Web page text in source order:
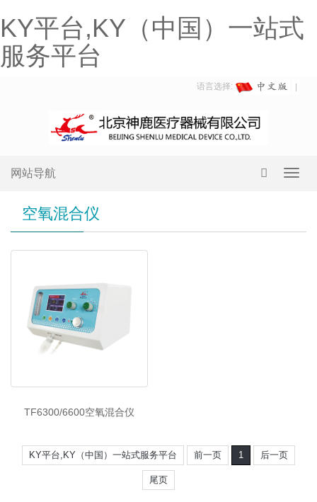
KY平台,KY（中国）一站式
服务平台
语言选择:
网站导航
空氧混合仪
TF6300/6600空氧混合仪
KY平台,KY（中国）一站式服务平台 前一页 1 后一页
尾页